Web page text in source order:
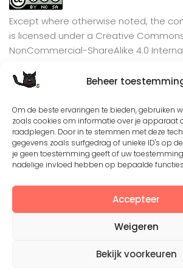
Beheer
Om de beste ervaringen te bieden, gebruiken
zoals cookies om informatie over je apparaat
raadplegen. Door in te stemmen met deze
gegevens zoals surfgedrag of unieke ID's op
je geen toestemming geeft of uw
nadelige invloed hebben op bepaalde
Accepteer
Weigeren
Bekijk voorkeuren
Except where otherwise noted, the
is licensed under a Creative
NonCommercial-ShareAlike 4.0
©2008 - 2026. All Rights
Mogelijk gemaakt door - Designed